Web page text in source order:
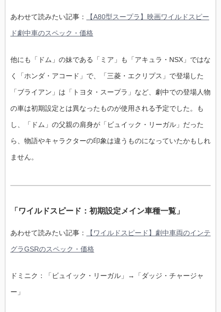
あわせて読みたい記事： 【A80型スープラ】映画ワイルドスピー
ド劇中車のスペック・価格
他にも「ドム」の妹である「ミア」も「アキュラ・NSX」ではな
く「ホンダ・アコード」で、「三菱・エクリプス」で登場した
「ブライアン」は「トヨタ・スープラ」など、劇中での登場人物
の車は初期設定とは異なったものが使用される予定でした。も
し、「ドム」の父親の肩身が「ビュイック・リーガル」だった
ら、物語やキャラクターの印象は違うものになっていたかもしれ
ません。
「ワイルドスピード：初期設定メイン車種一覧」
あわせて読みたい記事： 【ワイルドスピード】劇中車両のインテ
グラGSRのスペック・価格
ドミニク：「ビュイック・リーガル」→「ダッジ・チャージャ
ー」